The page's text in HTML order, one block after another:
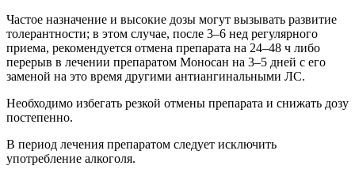
Частое назначение и высокие дозы могут вызывать развитие
толерантности; в этом случае, после 3–6 нед регулярного
приема, рекомендуется отмена препарата на 24–48 ч либо
перерыв в лечении препаратом Моносан на 3–5 дней с его
заменой на это время другими антиангинальными ЛС.
Необходимо избегать резкой отмены препарата и снижать дозу
постепенно.
В период лечения препаратом следует исключить
употребление алкоголя.